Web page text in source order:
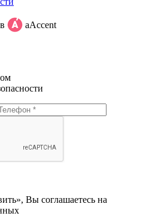
aAccent
Вы соглашаетесь на